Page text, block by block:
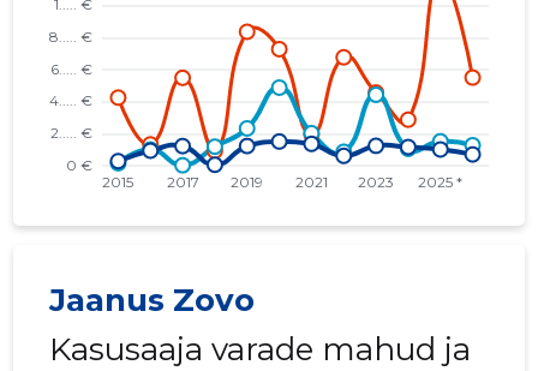
Jaanus Zovo
Kasusaaja varade mahud ja